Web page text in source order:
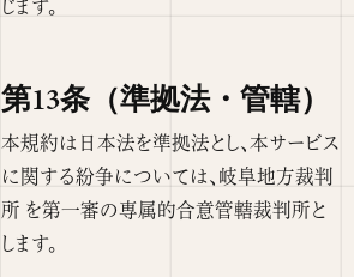
じます。
第13条（準拠法・管轄）
本規約は日本法を準拠法とし、本サービス
に関する紛争については、岐阜地方裁判
所 を第一審の専属的合意管轄裁判所と
します。